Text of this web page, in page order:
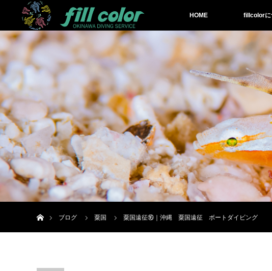
HOME fillcolorに
ブログ
粟国 粟国遠征⑯｜沖縄 粟国遠征 ボートダイビング